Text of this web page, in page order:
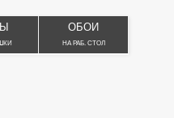
ОБОИ
НА РАБ. СТОЛ